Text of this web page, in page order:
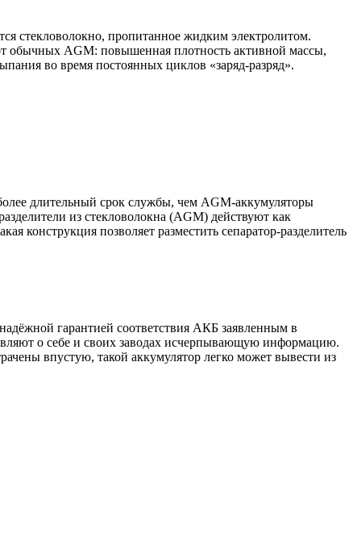
стекловолокно, пропитанное жидким электролитом.
обычных AGM: повышенная плотность активной массы,
во время постоянных циклов «заряд-разряд».
длительный срок службы, чем AGM-аккумуляторы
из стекловолокна (AGM) действуют как
конструкция позволяет разместить сепаратор-разделитель
гарантией соответствия АКБ заявленным в
о себе и своих заводах исчерпывающую информацию.
впустую, такой аккумулятор легко может вывести из